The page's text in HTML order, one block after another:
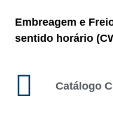
Embreagem e
sentido horário
Catálogo